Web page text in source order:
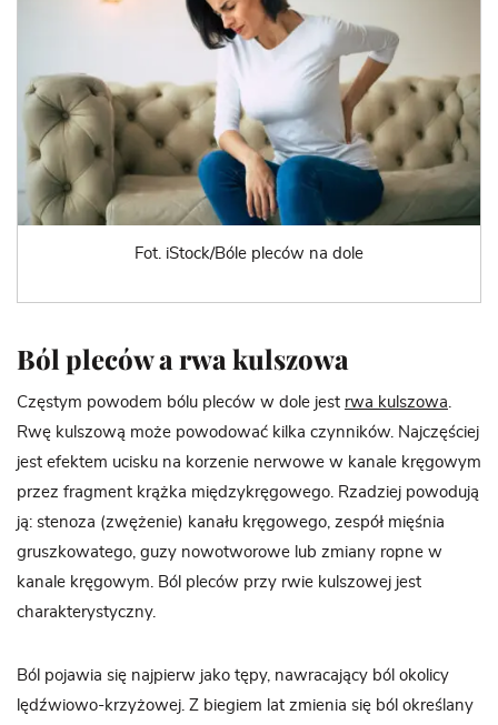
Fot. iStock/Bóle pleców na dole
Ból pleców a rwa kulszowa
Częstym powodem bólu pleców w dole jest rwa kulszowa
Rwę kulszową może powodować kilka czynników. Najczęściej
jest efektem ucisku na korzenie nerwowe w kanale kręgowym
przez fragment krążka międzykręgowego. Rzadziej powodują
ją: stenoza (zwężenie) kanału kręgowego, zespół mięśnia
gruszkowatego, guzy nowotworowe lub zmiany ropne w
kanale kręgowym. Ból pleców przy rwie kulszowej jest
charakterystyczny.
Ból pojawia się najpierw jako tępy, nawracający ból okolicy
lędźwiowo-krzyżowej. Z biegiem lat zmienia się ból określany